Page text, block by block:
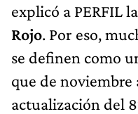
explicó a PERFIL
Rojo. Por eso,
se definen como
que de
actualización del